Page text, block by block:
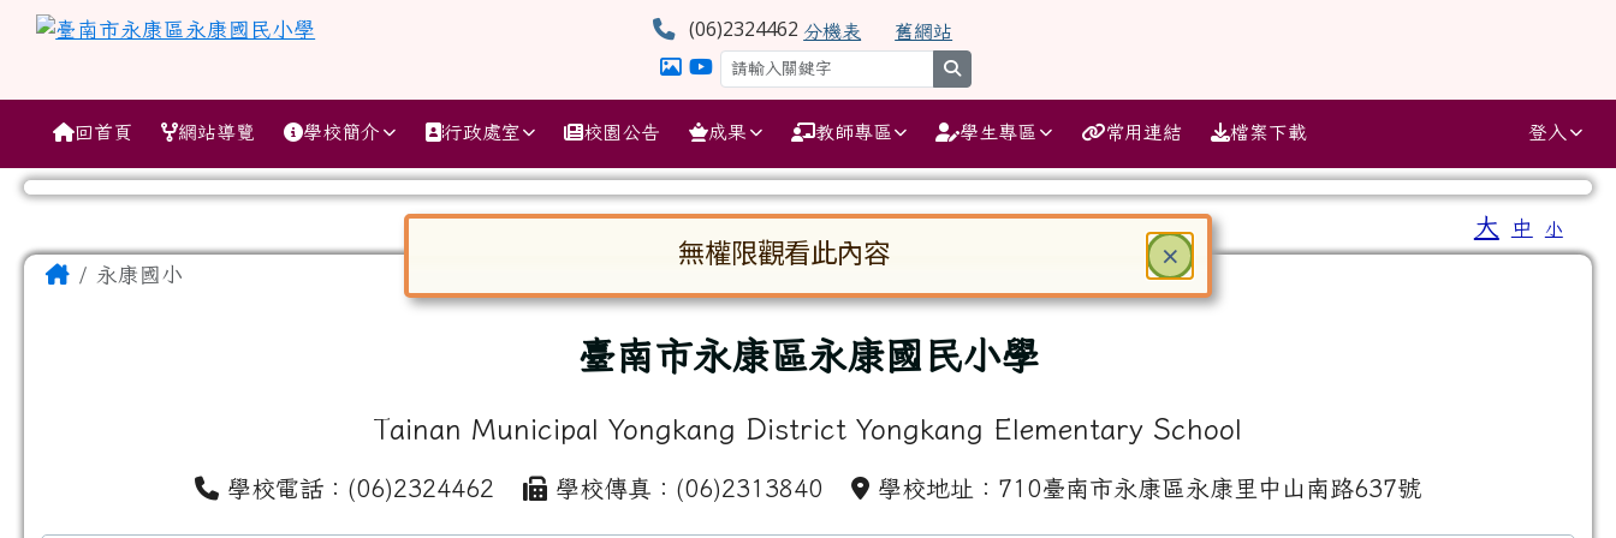
跳至主內容區
臺南市永康區永康國民小學 (06)2324462 分機表 舊網站
導覽列
回首頁 網站導覽 學校簡介 行政處室 校園公告 成果 教師專區 學生專區 常用連結 檔案下載 登入
⏸
大 中 小
主內容區域
Home永康國小
臺南市永康區永康國民小學
Tainan Municipal Yongkang District Yongkang Elementary School
學校電話：(06)2324462 學校傳真：(06)2313840 學校地址：710臺南市永康區永康里中山南路637號
頁尾區域
× 關閉
無權限觀看此內容
對話框已開啟。請使用 Tab 鍵在選項間移動焦點。按下 Enter 鍵或空白鍵確認，按下 Escape 鍵關閉